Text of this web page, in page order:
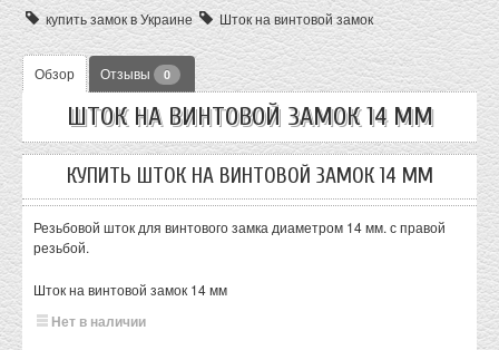
купить замок в Украине
Шток на винтовой замок
Обзор Отзывы 0
ШТОК НА ВИНТОВОЙ ЗАМОК 14 ММ
КУПИТЬ ШТОК НА ВИНТОВОЙ ЗАМОК 14 ММ
Резьбовой шток для винтового замка диаметром 14 мм. с правой
резьбой.
Шток на винтовой замок 14 мм
Нет в наличии